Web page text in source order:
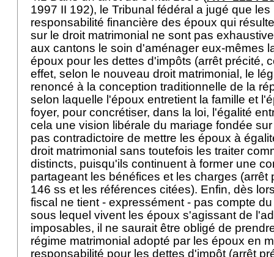
1997 II 192), le Tribunal fédéral a jugé que
responsabilité financière des époux qui
sur le droit matrimonial ne sont pas
aux cantons le soin d'aménager eux-mêmes
époux pour les dettes d'impôts (arrêt précité,
effet, selon le nouveau droit matrimonial, le
renoncé à la conception traditionnelle de la
selon laquelle l'époux entretient la famille et
foyer, pour concrétiser, dans la loi, l'égalité
cela une vision libérale du mariage fondée
pas contradictoire de mettre les époux à
droit matrimonial sans toutefois les traiter
distincts, puisqu'ils continuent à former une
partageant les bénéfices et les charges (arrêt
146 ss et les références citées). Enfin, dès
fiscal ne tient - expressément - pas compte
sous lequel vivent les époux s'agissant de
imposables, il ne saurait être obligé de
régime matrimonial adopté par les époux en
responsabilité pour les dettes d'impôt (arrêt